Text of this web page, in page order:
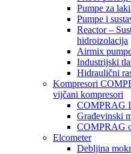
Pumpe za
Pumpe i
Reactor –
hidroizolacija
Airmix
Industrijski
Hidraulični
Kompresori
vijčani kompresori
COMPRAG
Građevinski
COMPRAG
Elcometer
Debljina